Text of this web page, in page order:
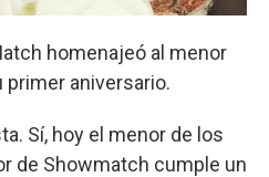
homenajeó al menor
aniversario.
Sí, hoy el menor de los
de Showmatch cumple un